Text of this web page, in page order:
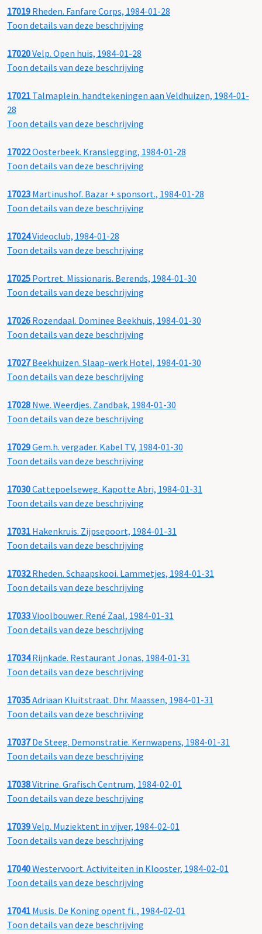
17019 Rheden. Fanfare Corps, 1984-01-28
Toon details van deze beschrijving
17020Velp. Open huis, 1984-01-28
Toon details van deze beschrijving
17021 Talmaplein. handtekeningen aan Veldhuizen, 1984-01-
28
Toon details van deze beschrijving
17022Oosterbeek. Kranslegging, 1984-01-28
Toon details van deze beschrijving
17023 Martinushof. Bazar + sponsort., 1984-01-28
Toon details van deze beschrijving
17024Videoclub, 1984-01-28
Toon details van deze beschrijving
17025 Portret. Missionaris. Berends, 1984-01-30
Toon details van deze beschrijving
17026 Rozendaal. Dominee Beekhuis, 1984-01-30
Toon details van deze beschrijving
17027Beekhuizen. Slaap-werk Hotel, 1984-01-30
Toon details van deze beschrijving
17028 Nwe. Weerdjes. Zandbak, 1984-01-30
Toon details van deze beschrijving
17029Gem.h. vergader. Kabel TV, 1984-01-30
Toon details van deze beschrijving
17030Cattepoelseweg. Kapotte Abri, 1984-01-31
Toon details van deze beschrijving
17031 Hakenkruis. Zijpsepoort, 1984-01-31
Toon details van deze beschrijving
17032Rheden. Schaapskooi. Lammetjes, 1984-01-31
Toon details van deze beschrijving
17033Vioolbouwer. René Zaal, 1984-01-31
Toon details van deze beschrijving
17034Rijnkade. Restaurant Jonas, 1984-01-31
Toon details van deze beschrijving
17035Adriaan Kluitstraat. Dhr. Maassen, 1984-01-31
Toon details van deze beschrijving
17037De Steeg. Demonstratie. Kernwapens, 1984-01-31
Toon details van deze beschrijving
17038Vitrine. Grafisch Centrum, 1984-02-01
Toon details van deze beschrijving
17039Velp. Muziektent in vijver, 1984-02-01
Toon details van deze beschrijving
17040Westervoort. Activiteiten in Klooster, 1984-02-01
Toon details van deze beschrijving
17041 Musis. De Koning opent fi.., 1984-02-01
Toon details van deze beschrijving